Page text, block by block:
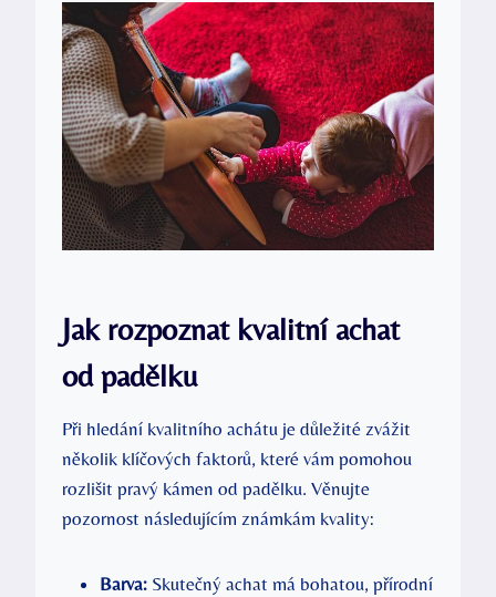
Jak rozpoznat kvalitní achat
od padělku
Při hledání kvalitního achátu je důležité zvážit
několik klíčových faktorů, které vám pomohou
rozlišit pravý kámen od padělku. Věnujte
pozornost následujícím známkám kvality:
Barva: Skutečný achat má bohatou, přírodní